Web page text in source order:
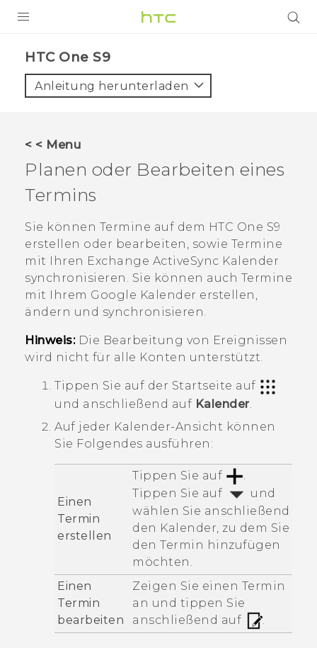
VIVE
VIVERSE
UNTERSTÜTZUNG
HTC-Geräte und Zubehör
Anmelden
HTC One S9‎
Anleitung herunterladen
< < Menu
Planen oder Bearbeiten eines
Termins
Sie können Termine auf dem HTC One S9‍
erstellen oder bearbeiten, sowie Termine
mit Ihren Exchange ActiveSync Kalender
synchronisieren. Sie können auch Termine
mit Ihrem Google Kalender erstellen,
ändern und synchronisieren.
Hinweis:Die Bearbeitung von Ereignissen
wird nicht für alle Konten unterstützt.
Tippen Sie auf der Startseite auf
und anschließend auf Kalender.
Auf jeder Kalender-Ansicht können
Sie Folgendes ausführen:
Einen
Termin
erstellen
Tippen Sie auf
Tippen Sie auf
und
wählen Sie anschließend
den Kalender, zu dem Sie
den Termin hinzufügen
möchten.
Einen
Termin
bearbeiten
Zeigen Sie einen Termin
an und tippen Sie
anschließend auf
.